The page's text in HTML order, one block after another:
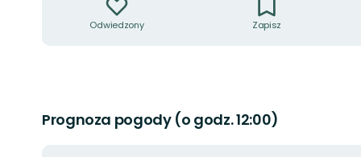
Odwiedzony Zapisz
Prognoza pogody (o godz. 12:00)